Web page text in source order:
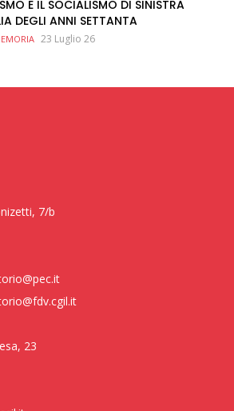
E IL SOCIALISMO DI SINISTRA
DEGLI ANNI SETTANTA
23 Luglio 26
7/b
23